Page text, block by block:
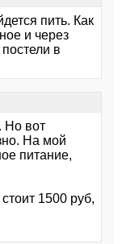
пить. Как
и через
в
Но вот
На мой
питание,
1500 руб,